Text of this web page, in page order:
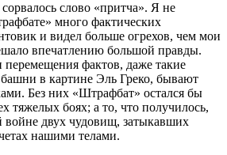
слово «притча». Я не
много фактических
и видел больше огрехов, чем мои
впечатлению большой правды.
фактов, даже такие
башни в картине Эль Греко, бывают
Без них «Штрафбат» остался бы
тяжелых боях; а то, что получилось,
войне двух чудовищ, затыкавших
нашими телами.